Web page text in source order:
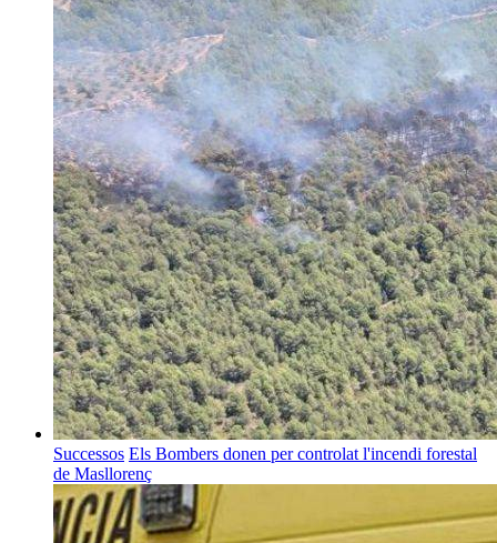
Successos Els Bombers donen per controlat l'incendi forestal
de Masllorenç